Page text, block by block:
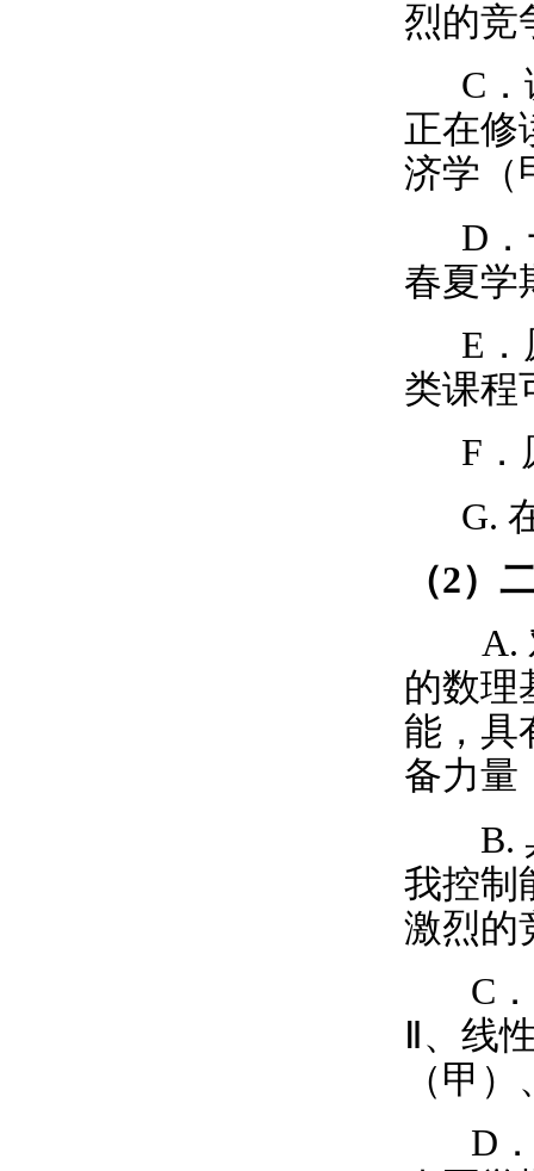
烈的竞
C
正在修
济学（
D
春夏学
E
类课程
F
G.
（2）
A.
的数理
能，具
备力量
B.
我控制
激烈的
C
Ⅱ、线
（甲
D